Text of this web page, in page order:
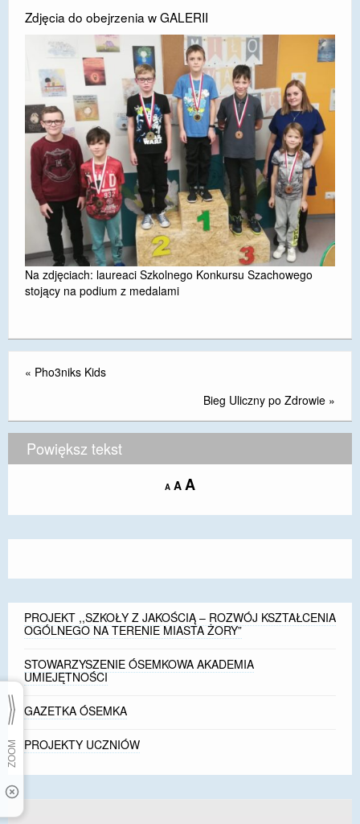
Zdjęcia do obejrzenia wGALERII
Na zdjęciach: laureaci Szkolnego Konkursu Szachowego
stojący na podium z medalami
« Pho3niks Kids
Bieg Uliczny po Zdrowie »
Powiększ tekst
A Decrease
size.
A Reset
size.
AIncrease
size.
PROJEKT ,,SZKOŁY Z JAKOŚCIĄ – ROZWÓJ KSZTAŁCENIA
OGÓLNEGO NA TERENIE MIASTA ŻORY”
STOWARZYSZENIE ÓSEMKOWA AKADEMIA
UMIEJĘTNOŚCI
GAZETKA ÓSEMKA
PROJEKTY UCZNIÓW